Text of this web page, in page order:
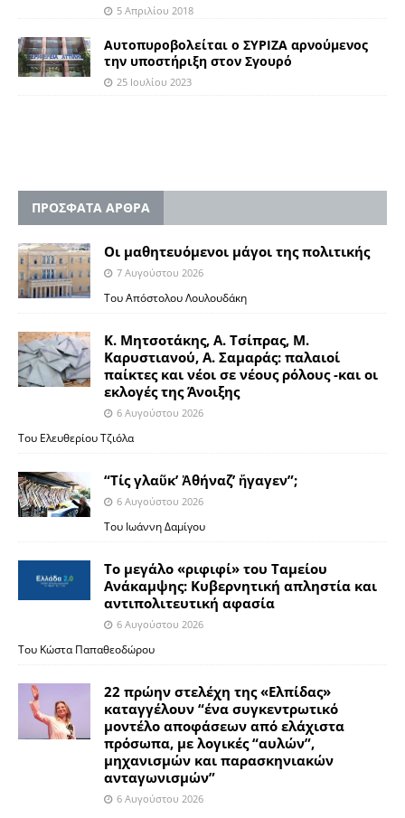
5 Απριλίου 2018
Αυτοπυροβολείται ο ΣΥΡΙΖΑ αρνούμενος
την υποστήριξη στον Σγουρό
25 Ιουλίου 2023
ΠΡΟΣΦΑΤΑ ΑΡΘΡΑ
Οι μαθητευόμενοι μάγοι της πολιτικής
7 Αυγούστου 2026
Του Απόστολου Λουλουδάκη
Κ. Μητσοτάκης, Α. Τσίπρας, Μ.
Καρυστιανού, Α. Σαμαράς: παλαιοί
παίκτες και νέοι σε νέους ρόλους -και οι
εκλογές της Άνοιξης
6 Αυγούστου 2026
Του Ελευθερίου Τζιόλα
“Τίς γλαῦκ’ Ἀθήναζ’ ἤγαγεν”;
6 Αυγούστου 2026
Του Ιωάννη Δαμίγου
Το μεγάλο «ριφιφί» του Ταμείου
Ανάκαμψης: Κυβερνητική απληστία και
αντιπολιτευτική αφασία
6 Αυγούστου 2026
Του Κώστα Παπαθεοδώρου
22 πρώην στελέχη της «Ελπίδας»
καταγγέλουν “ένα συγκεντρωτικό
μοντέλο αποφάσεων από ελάχιστα
πρόσωπα, με λογικές “αυλών”,
μηχανισμών και παρασκηνιακών
ανταγωνισμών”
6 Αυγούστου 2026